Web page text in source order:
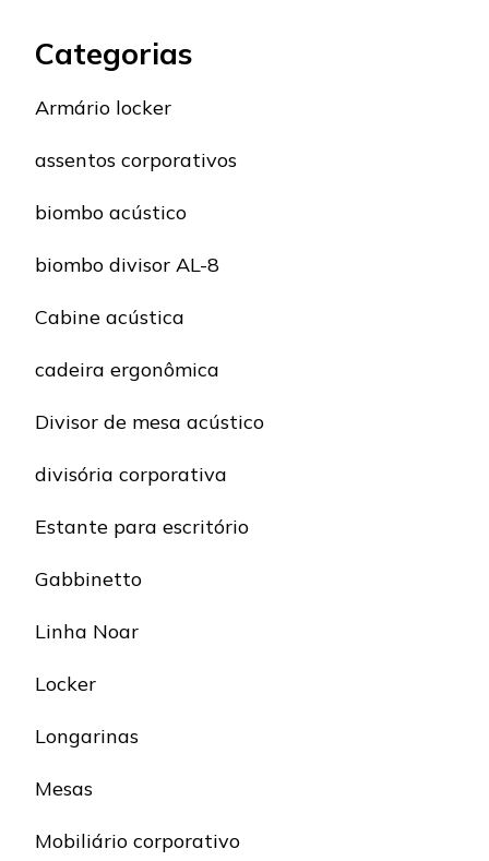
Categorias
Armário locker
assentos corporativos
biombo acústico
biombo divisor AL-8
Cabine acústica
cadeira ergonômica
Divisor de mesa acústico
divisória corporativa
Estante para escritório
Gabbinetto
Linha Noar
Locker
Longarinas
Mesas
Mobiliário corporativo